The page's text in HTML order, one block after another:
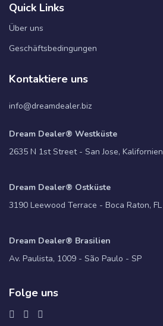
Quick Links
Über uns
Geschäftsbedingungen
Kontaktiere uns
info@dreamdealer.biz
Dream Dealer® Westküste
2635 N 1st Street - San Jose, Kalifornien
Dream Dealer® Ostküste
3190 Leewood Terrace - Boca Raton, FL
Dream Dealer® Brasilien
Av. Paulista, 1009 - São Paulo - SP
Folge uns